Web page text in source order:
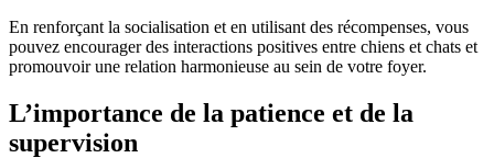
En renforçant la socialisation et en utilisant des récompenses, vous
pouvez encourager des interactions positives entre chiens et chats et
promouvoir une relation harmonieuse au sein de votre foyer.
L’importance de la patience et de la
supervision